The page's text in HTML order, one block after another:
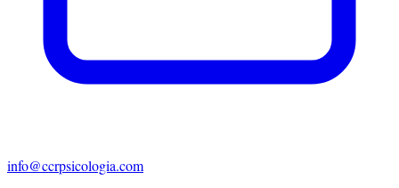
info@ccrpsicologia.com